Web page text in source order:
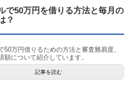
で50万円を借りる方法と毎月の
？
50万円借りるための方法と審査難易度、
額について紹介しています。
記事を読む